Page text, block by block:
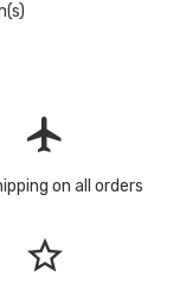
flight
on all orders
star_border